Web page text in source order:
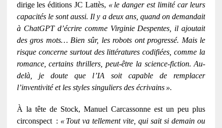
dirige leséditions JC Lattès, « le danger est limitécar leurs
capacités le sont aussi. Il y a deux ans, quand on demandait
à ChatGPT d’écrire comme Virginie Despentes, il ajoutait
des gros mots… Bien sûr, les robots ont progressé. Mais le
risque concerne surtout des littératures codifiées, comme la
romance, certains thrillers, peut-être la science-fiction. Au-
delà, je doute que l’IA soit capable de remplacer
l’inventivitéet les styles singuliers des écrivains ».
À la tête de Stock, Manuel Carcassonne est un peu plus
circonspect : « Tout va tellement vite, qui sait si demain ou